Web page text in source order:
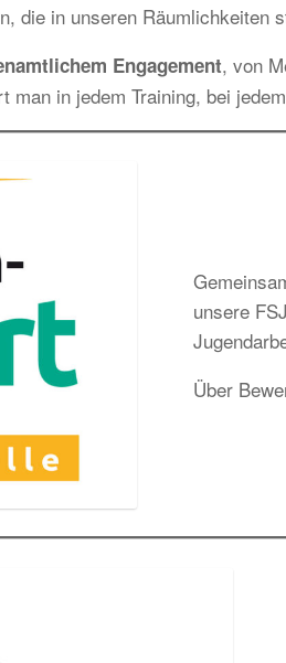
die in unseren Räumlichkeiten
Engagement, von
man in jedem Training, bei
unsere
Über